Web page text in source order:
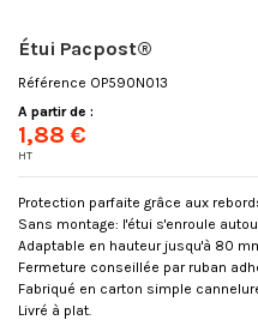
Étui Pacpost®
Référence OP590N013
A partir de :
1,88 €
HT
Protection parfaite grâce aux
Sans montage: l'étui s'enroule
Adaptable en hauteur jusqu'à 80
Fermeture conseillée par ruban
Fabriqué en carton simple
Livré à plat.